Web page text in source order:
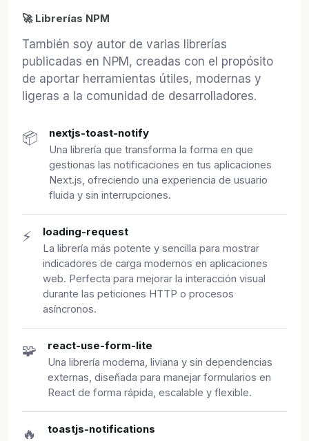
🚀 Librerías NPM
También soy autor de varias librerías
publicadas en NPM, creadas con el propósito
de aportar herramientas útiles, modernas y
ligeras a la comunidad de desarrolladores.
📦 nextjs-toast-notify
Una librería que transforma la forma en que
gestionas las notificaciones en tus aplicaciones
Next.js, ofreciendo una experiencia de usuario
fluida y sin interrupciones.
⚡ loading-request
La librería más potente y sencilla para mostrar
indicadores de carga modernos en aplicaciones
web. Perfecta para mejorar la interacción visual
durante las peticiones HTTP o procesos
asíncronos.
🧩 react-use-form-lite
Una librería moderna, liviana y sin dependencias
externas, diseñada para manejar formularios en
React de forma rápida, escalable y flexible.
🔥 toastjs-notifications